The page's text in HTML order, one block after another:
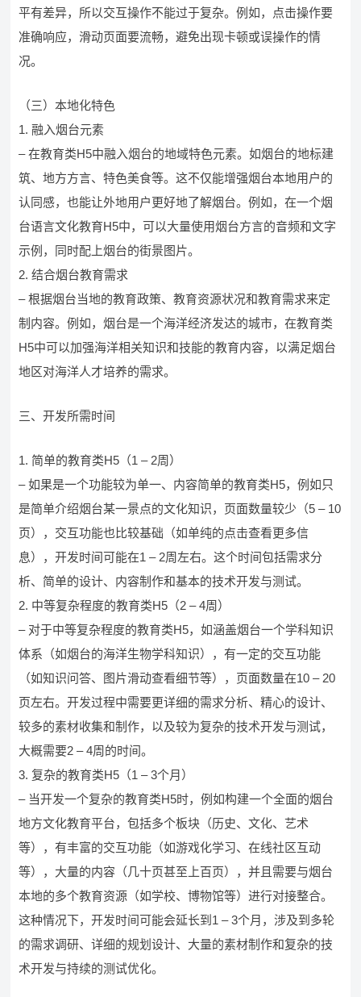
平有差异，所以交互操作不能过于复杂。例如，点击操作要
准确响应，滑动页面要流畅，避免出现卡顿或误操作的情
况。
（三）本地化特色
1. 融入烟台元素
– 在教育类H5中融入烟台的地域特色元素。如烟台的地标建
筑、地方方言、特色美食等。这不仅能增强烟台本地用户的
认同感，也能让外地用户更好地了解烟台。例如，在一个烟
台语言文化教育H5中，可以大量使用烟台方言的音频和文字
示例，同时配上烟台的街景图片。
2. 结合烟台教育需求
– 根据烟台当地的教育政策、教育资源状况和教育需求来定
制内容。例如，烟台是一个海洋经济发达的城市，在教育类
H5中可以加强海洋相关知识和技能的教育内容，以满足烟台
地区对海洋人才培养的需求。
三、开发所需时间
1. 简单的教育类H5（1 – 2周）
– 如果是一个功能较为单一、内容简单的教育类H5，例如只
是简单介绍烟台某一景点的文化知识，页面数量较少（5 – 10
页），交互功能也比较基础（如单纯的点击查看更多信
息），开发时间可能在1 – 2周左右。这个时间包括需求分
析、简单的设计、内容制作和基本的技术开发与测试。
2. 中等复杂程度的教育类H5（2 – 4周）
– 对于中等复杂程度的教育类H5，如涵盖烟台一个学科知识
体系（如烟台的海洋生物学科知识），有一定的交互功能
（如知识问答、图片滑动查看细节等），页面数量在10 – 20
页左右。开发过程中需要更详细的需求分析、精心的设计、
较多的素材收集和制作，以及较为复杂的技术开发与测试，
大概需要2 – 4周的时间。
3. 复杂的教育类H5（1 – 3个月）
– 当开发一个复杂的教育类H5时，例如构建一个全面的烟台
地方文化教育平台，包括多个板块（历史、文化、艺术
等），有丰富的交互功能（如游戏化学习、在线社区互动
等），大量的内容（几十页甚至上百页），并且需要与烟台
本地的多个教育资源（如学校、博物馆等）进行对接整合。
这种情况下，开发时间可能会延长到1 – 3个月，涉及到多轮
的需求调研、详细的规划设计、大量的素材制作和复杂的技
术开发与持续的测试优化。